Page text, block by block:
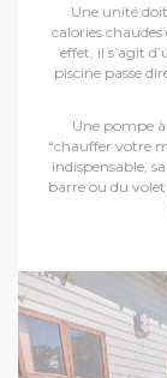
Une unité
calories
effet, il s’agit
piscine passe
Une pompe
“chauffer votre
indispensable,
barre ou du